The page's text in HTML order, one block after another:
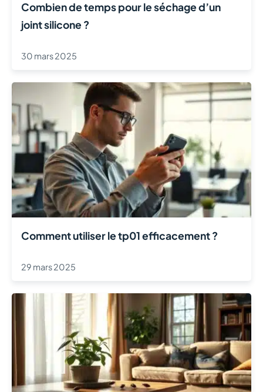
Combien de temps pour le séchage d’un
joint silicone ?
30 mars 2025
Comment utiliser le tp01 efficacement ?
29 mars 2025